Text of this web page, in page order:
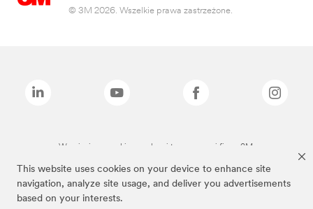
This website uses cookies on your device to enhance site
navigation, analyze site usage, and deliver you advertisements
based on your interests.
© 3M 2026. Wszelkie prawa zastrzeżone.
Wymienione marki są znakami towarowymi firmy 3M.